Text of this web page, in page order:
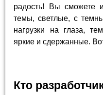
радость! Вы сможете
темы, светлые, с
нагрузки на глаза,
яркие и сдержанные.
Кто